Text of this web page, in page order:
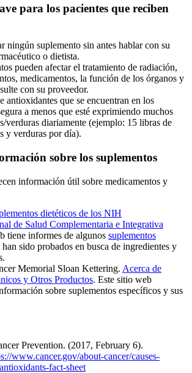
para los pacientes que reciben
ningún suplemento sin antes hablar con su
o dietista.
pueden afectar el tratamiento de radiación,
medicamentos, la función de los órganos y
con su proveedor.
antioxidantes que se encuentran en los
a menos que esté exprimiendo muchos
verduras diariamente (ejemplo: 15 libras de
y verduras por día).
sobre los suplementos
información útil sobre medicamentos y
dietéticos de los NIH
de Salud Complementaria e Integrativa
tiene informes de algunos suplementos
han sido probados en busca de ingredientes y
Memorial Sloan Kettering. Acerca de
y Otros Productos. Este sitio web
sobre suplementos específicos y sus
Prevention. (2017, February 6).
www.cancer.gov/about-cancer/causes-
fact-sheet